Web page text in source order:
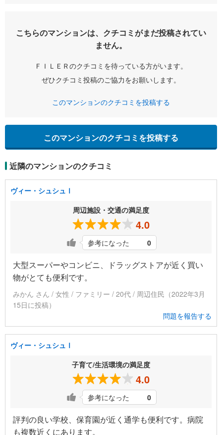
こちらのマンションは、クチコミがまだ投稿されてい
ません。
ＦＩＬＥＲのクチコミを待っている方がいます。
ぜひクチコミ投稿のご協力をお願いします。
このマンションのクチコミを投稿する
このマンションのクチコミを投稿する
近隣のマンションのクチコミ
ヴィー・シュシュⅠ
周辺施設・交通の満足度
4.0
参考になった 0
大型スーパーやコンビニ、ドラッグストアが近く買い
物がとても便利です。
みかん さん / 女性 / ファミリー / 20代 / 周辺住民（2022年3月
15日に投稿）
問題を報告する
ヴィー・シュシュⅠ
子育て/生活環境の満足度
4.0
参考になった 0
評判の良い学校、保育園が近く通学も便利です。病院
も複数近くにあります。